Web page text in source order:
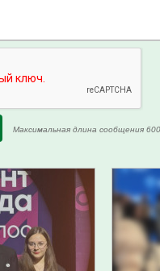
Максимальная длина сообщения 600